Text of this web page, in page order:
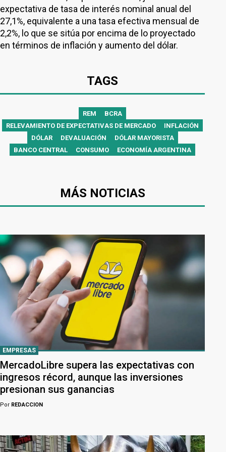
expectativa de tasa de interés nominal anual del
27,1%, equivalente a una tasa efectiva mensual de
2,2%, lo que se sitúa por encima de lo proyectado
en términos de inflación y aumento del dólar.
TAGS
REM
BCRA
RELEVAMIENTO DE EXPECTATIVAS DE MERCADO
INFLACIÓN
DÓLAR
DEVALUACIÓN
DÓLAR MAYORISTA
BANCO CENTRAL
CONSUMO ECONOMÍA ARGENTINA
MÁS NOTICIAS
EMPRESAS
MercadoLibre supera las expectativas con
ingresos récord, aunque las inversiones
presionan sus ganancias
Por REDACCION